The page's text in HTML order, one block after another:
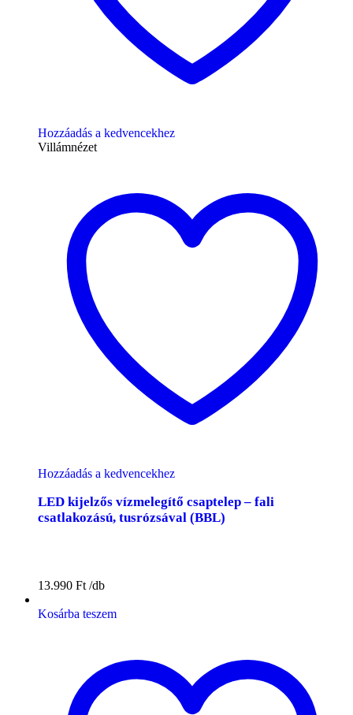
Hozzáadás a kedvencekhez
Villámnézet
Hozzáadás a kedvencekhez
LED kijelzős vízmelegítő csaptelep – fali
csatlakozású, tusrózsával (BBL)
13.990 Ft
Kosárba teszem